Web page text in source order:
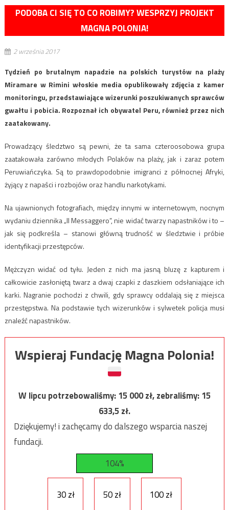
PODOBA CI SIĘ TO CO ROBIMY? WESPRZYJ PROJEKT
MAGNA POLONIA!
2 września 2017
Tydzień po brutalnym napadzie na polskich turystów na plaży
Miramare w Rimini włoskie media opublikowały zdjęcia z kamer
monitoringu, przedstawiające wizerunki poszukiwanych sprawców
gwałtu i pobicia. Rozpoznał ich obywatel Peru, również przez nich
zaatakowany.
Prowadzący śledztwo są pewni, że ta sama czteroosobowa grupa
zaatakowała zarówno młodych Polaków na plaży, jak i zaraz potem
Peruwiańczyka. Są to prawdopodobnie imigranci z północnej Afryki,
żyjący z napaści i rozbojów oraz handlu narkotykami.
Na ujawnionych fotografiach, między innymi w internetowym, nocnym
wydaniu dziennika „Il Messaggero”, nie widać twarzy napastników i to –
jak się podkreśla – stanowi główną trudność w śledztwie i próbie
identyfikacji przestępców.
Mężczyzn widać od tyłu. Jeden z nich ma jasną bluzę z kapturem i
całkowicie zasłoniętą twarz a dwaj czapki z daszkiem odsłaniające ich
karki. Nagranie pochodzi z chwili, gdy sprawcy oddalają się z miejsca
przestępstwa. Na podstawie tych wizerunków i sylwetek policja musi
znaleźć napastników.
Wspieraj Fundację Magna Polonia!
W lipcu potrzebowaliśmy:15 000zł, zebraliśmy:15
633,5zł.
Dziękujemy! i zachęcamy do dalszego wsparcia naszej
fundacji.
104%
30 zł 50 zł 100 zł